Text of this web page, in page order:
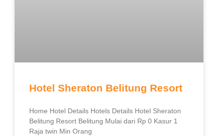
Hotel Sheraton Belitung Resort
Home Hotel Details Hotels Details Hotel Sheraton
Belitung Resort Belitung Mulai dari Rp 0 Kasur 1
Raja twin Min Orang